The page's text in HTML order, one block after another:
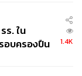
ร. ใน
อบครองปืน
1.4K